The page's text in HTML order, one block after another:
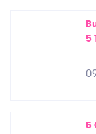
5
5